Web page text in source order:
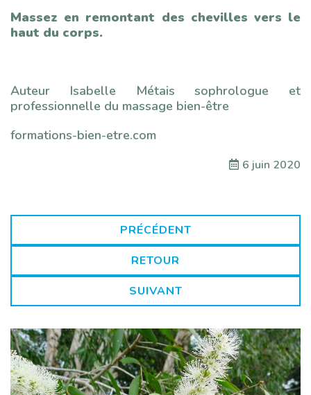
Massez en remontant des chevilles vers le
haut du corps.
Auteur Isabelle Métais sophrologue et
professionnelle du massage bien-être
formations-bien-etre.com
6 juin 2020
PRÉCÉDENT
RETOUR
SUIVANT